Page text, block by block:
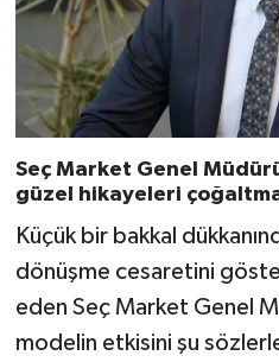
Seç Market Genel
güzel hikayeleri
Küçük bir bakkal
dönüşme cesaretini
eden Seç Market Genel
modelin etkisini şu